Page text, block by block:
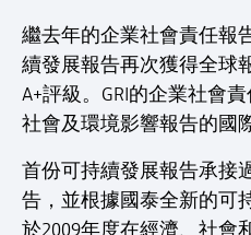
繼去年的企業社會責任報
續發展報告再次獲得全球
A+評級。GRI的企業社會
社會及環境影響報告的國
首份可持續發展報告承接
告，並根據國泰全新的可
於2009年度在經濟、社會